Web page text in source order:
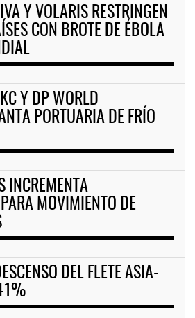
Y VOLARIS RESTRINGEN
CON BROTE DE ÉBOLA
Y DP WORLD
PORTUARIA DE FRÍO
INCREMENTA
MOVIMIENTO DE
DEL FLETE ASIA-